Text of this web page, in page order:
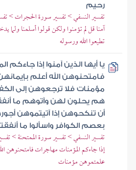
رحيم
تفسير النسفي > تفسير سورة الحجرات >
آمنا قل لم تؤمنوا ولكن قولوا أسلمنا ولما
تطيعوا الله ورسوله
يا أيها الذين آمنوا إذا جاءكم
فامتحنوهن الله أعلم
مؤمنات فلا ترجعوهن إلى
هم يحلون لهن وآتوهم ما
أن تنكحوهن إذا آتيتموهن
بعصم الكوافر واسألوا ما
تفسير النسفي > تفسير سورة الممتحنة >
إذا جاءكم المؤمنات مهاجرات فامتحنوهن
علمتموهن مؤمنات